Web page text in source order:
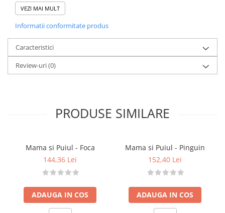
• Potrivit pentru învățare despre viața marină
• Pluș foarte moale și plăcut la atingere
• Set de pluș: mamă delfin + pui
• Design realist, detalii atent realizate
• Materiale sigure, non-toxice
• Material sigur, fără PVC
Atenționări
• Se recomandă supravegherea unui adult pentru
copiii mici
• Îndepărtați ambalajul înainte de utilizare
• Culorile și detaliile pot varia ușor
VEZI MAI MULT
Informatii conformitate produs
Caracteristici
Review-uri(0)
PRODUSE SIMILARE
Mama si Puiul - Foca
144,36 Lei
ADAUGA IN COS
Mama si Puiul - Pinguin
152,40 Lei
ADAUGA IN COS